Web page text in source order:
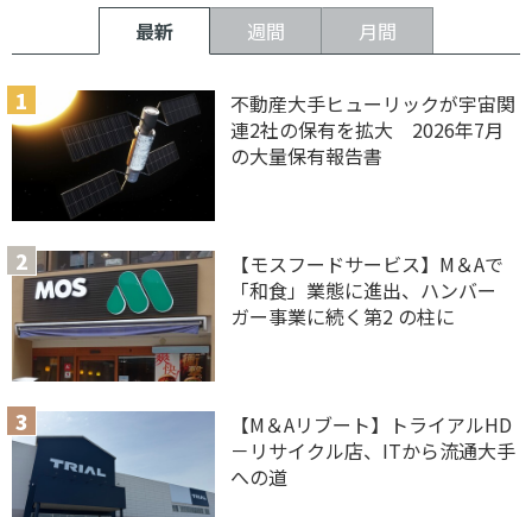
最新 週間 月間
不動産大手ヒューリックが宇宙関
連2社の保有を拡大 2026年7月
の大量保有報告書
【モスフードサービス】M＆Aで
「和食」業態に進出、ハンバー
ガー事業に続く第2 の柱に
【M＆Aリブート】トライアルHD
－リサイクル店、ITから流通大手
への道